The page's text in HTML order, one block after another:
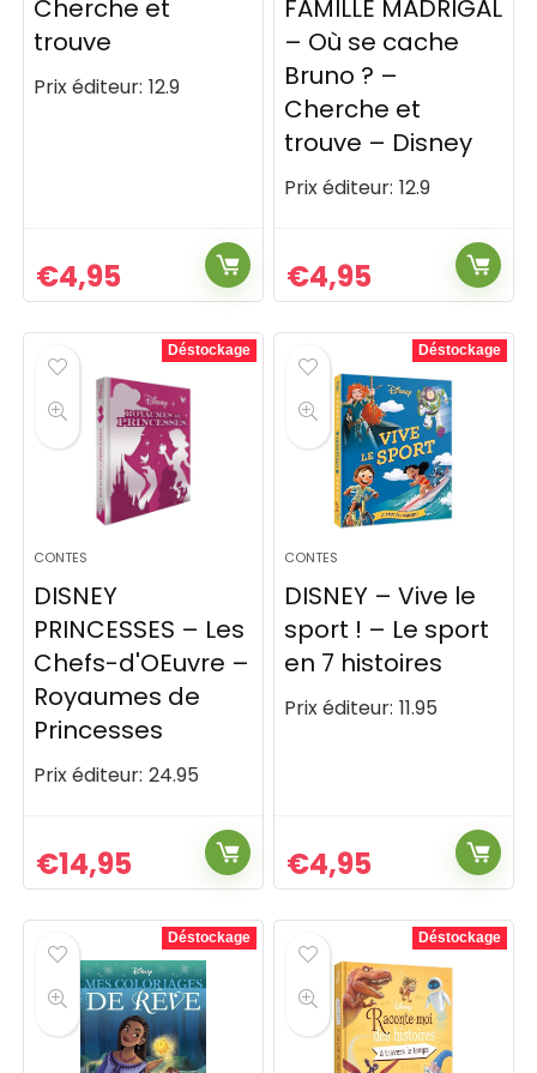
Cherche et
trouve
Prix éditeur: 12.9
€4,95
FAMILLE MADRIGAL
– Où se cache
Bruno ? –
Cherche et
trouve – Disney
Prix éditeur: 12.9
€4,95
Déstockage
CONTES
DISNEY
PRINCESSES – Les
Chefs-d'OEuvre –
Royaumes de
Princesses
Prix éditeur: 24.95
€14,95
Déstockage
CONTES
DISNEY – Vive le
sport ! – Le sport
en 7 histoires
Prix éditeur: 11.95
€4,95
Déstockage Déstockage